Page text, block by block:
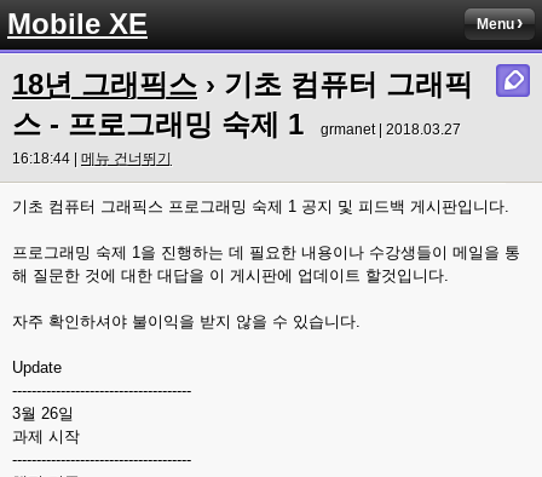
Mobile XE Menu
18년 그래픽스 › 기초 컴퓨터 그래픽
스 - 프로그래밍 숙제 1
grmanet | 2018.03.27
16:18:44 | 메뉴 건너뛰기
기초 컴퓨터 그래픽스 프로그래밍 숙제 1 공지 및 피드백 게시판입니다.
프로그래밍 숙제 1을 진행하는 데 필요한 내용이나 수강생들이 메일을 통
해 질문한 것에 대한 대답을 이 게시판에 업데이트 할것입니다.
자주 확인하셔야 불이익을 받지 않을 수 있습니다.
Update
-------------------------------------
3월 26일
과제 시작
-------------------------------------